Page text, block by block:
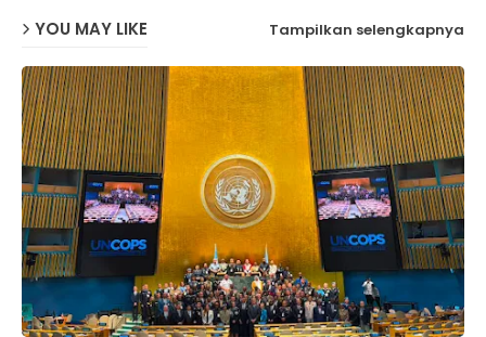
YOU MAY LIKE Tampilkan selengkapnya